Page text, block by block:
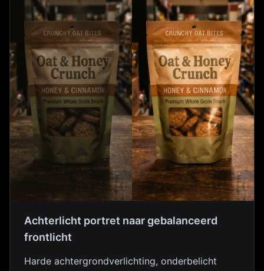
Achterlicht portret naar gebalanceerd
frontlicht
Harde achtergrondverlichting, onderbelicht